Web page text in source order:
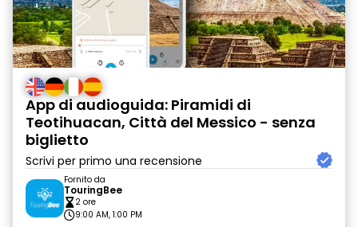
App di audioguida: Piramidi di
Teotihuacan, Città del Messico - senza
biglietto
Scrivi per primo una recensione
Fornito da
TouringBee
2 ore
9:00 AM, 1:00 PM